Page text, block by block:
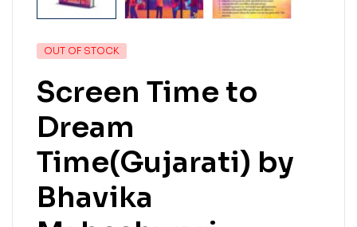
OUT OF STOCK
Screen Time to
Dream
Time(Gujarati) by
Bhavika